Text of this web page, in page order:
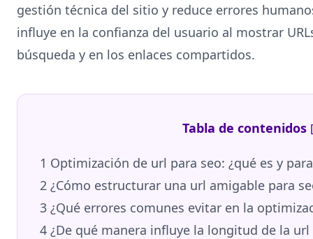
gestión técnica del sitio y reduce errores
influye en la confianza del usuario al mostrar
búsqueda y en los enlaces compartidos.
Tabla de contenidos [
1 Optimización de url para seo: ¿qué es y
2 ¿Cómo estructurar una url amigable para
3 ¿Qué errores comunes evitar en la
4 ¿De qué manera influye la longitud de la url